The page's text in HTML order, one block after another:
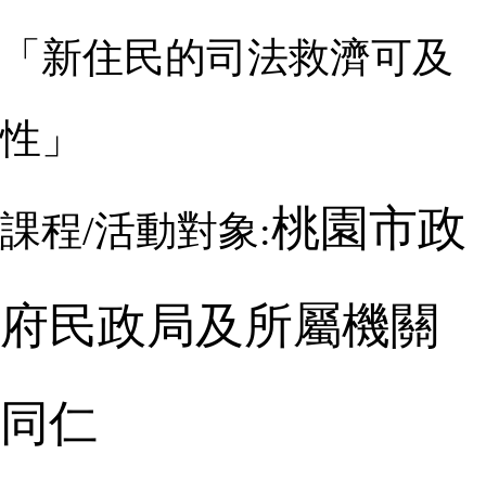
「新住民的司法救濟可及
性」
課程/活動對象:桃園市政
府民政局及所屬機關
同仁